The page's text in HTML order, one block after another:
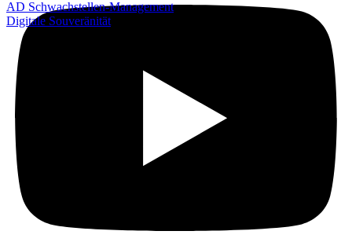
AD Schwachstellen-Management
Digitale Souveränität